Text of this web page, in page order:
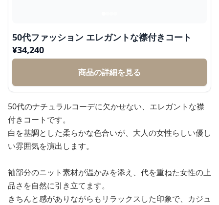
50代ファッション エレガントな襟付きコート
¥34,240
商品の詳細を見る
50代のナチュラルコーデに欠かせない、エレガントな襟
付きコートです。
白を基調とした柔らかな色合いが、大人の女性らしい優し
い雰囲気を演出します。
袖部分のニット素材が温かみを添え、代を重ねた女性の上
品さを自然に引き立てます。
きちんと感がありながらもリラックスした印象で、カジュ